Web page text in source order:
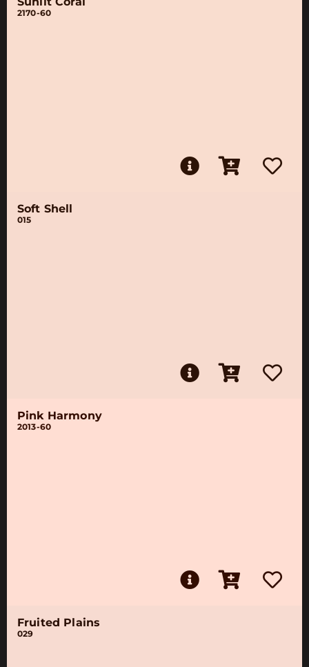
2170-60
Soft Shell
015
Pink Harmony
2013-60
Fruited Plains
029